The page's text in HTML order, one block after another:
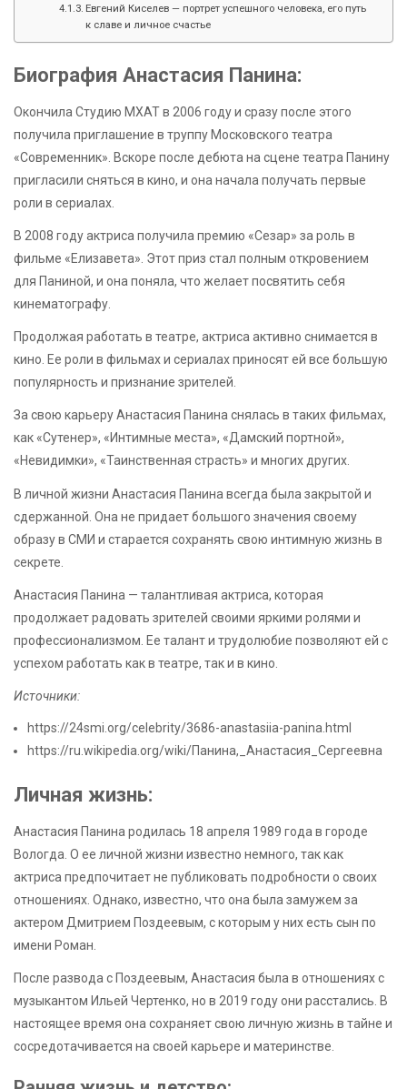
Евгений Киселев — портрет успешного человека, его путь
к славе и личное счастье
Биография Анастасия Панина:
Окончила Студию МХАТ в 2006 году и сразу после этого
получила приглашение в труппу Московского театра
«Современник». Вскоре после дебюта на сцене театра Панину
пригласили сняться в кино, и она начала получать первые
роли в сериалах.
В 2008 году актриса получила премию «Сезар» за роль в
фильме «Елизавета». Этот приз стал полным откровением
для Паниной, и она поняла, что желает посвятить себя
кинематографу.
Продолжая работать в театре, актриса активно снимается в
кино. Ее роли в фильмах и сериалах приносят ей все большую
популярность и признание зрителей.
За свою карьеру Анастасия Панина снялась в таких фильмах,
как «Сутенер», «Интимные места», «Дамский портной»,
«Невидимки», «Таинственная страсть» и многих других.
В личной жизни Анастасия Панина всегда была закрытой и
сдержанной. Она не придает большого значения своему
образу в СМИ и старается сохранять свою интимную жизнь в
секрете.
Анастасия Панина — талантливая актриса, которая
продолжает радовать зрителей своими яркими ролями и
профессионализмом. Ее талант и трудолюбие позволяют ей с
успехом работать как в театре, так и в кино.
Источники:
https://24smi.org/celebrity/3686-anastasiia-panina.html
https://ru.wikipedia.org/wiki/Панина,_Анастасия_Сергеевна
Личная жизнь:
Анастасия Панина родилась 18 апреля 1989 года в городе
Вологда. О ее личной жизни известно немного, так как
актриса предпочитает не публиковать подробности о своих
отношениях. Однако, известно, что она была замужем за
актером Дмитрием Поздеевым, с которым у них есть сын по
имени Роман.
После развода с Поздеевым, Анастасия была в отношениях с
музыкантом Ильей Чертенко, но в 2019 году они расстались. В
настоящее время она сохраняет свою личную жизнь в тайне и
сосредотачивается на своей карьере и материнстве.